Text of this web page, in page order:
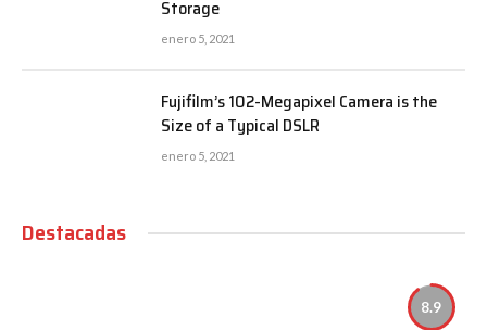
Storage
enero 5, 2021
Fujifilm’s 102-Megapixel Camera is the
Size of a Typical DSLR
enero 5, 2021
Destacadas
8.9